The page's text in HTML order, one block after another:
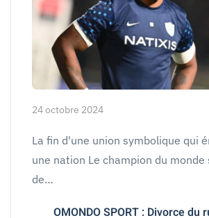
24 octobre 2024
La fin d'une union symbolique qui
une nation Le champion du
de…
OMONDO SPORT : Divorce du